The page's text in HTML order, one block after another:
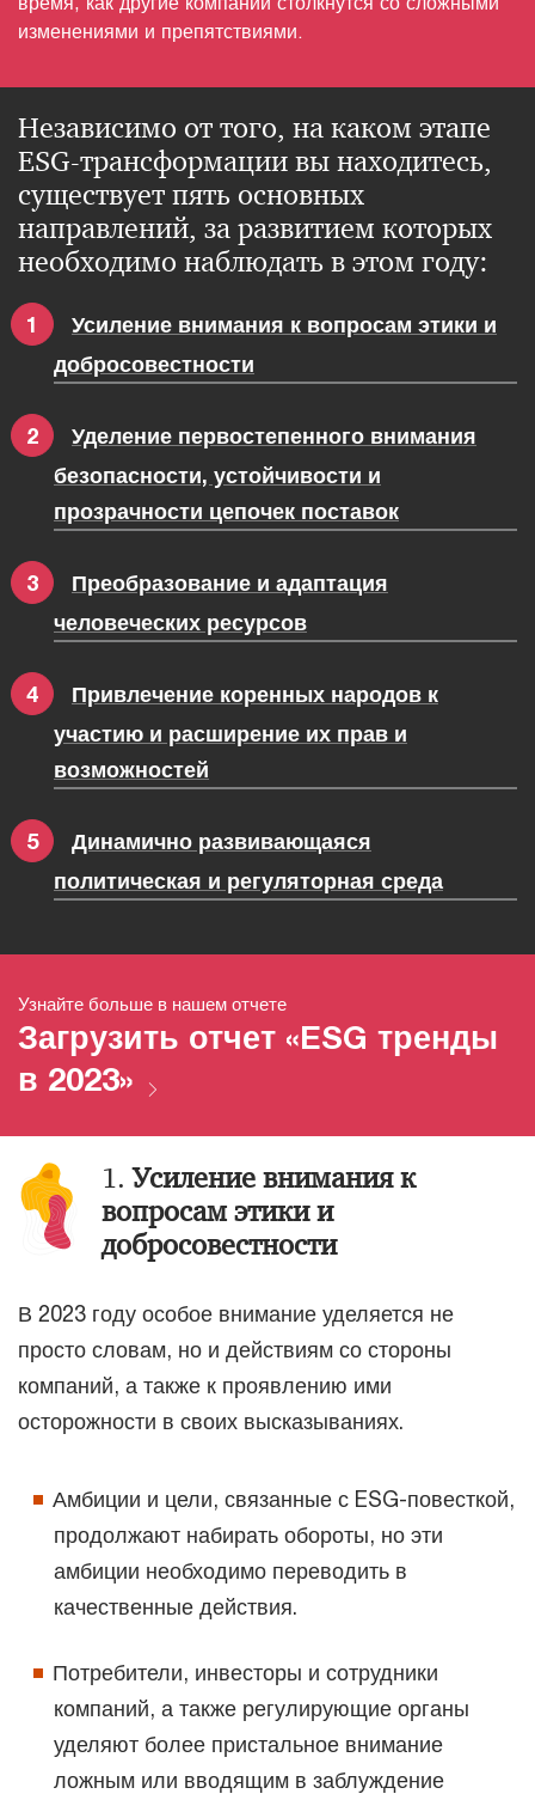
изменениями и препятствиями.
Независимо от того, на каком этапе
ESG-трансформации вы находитесь,
существует пять основных
направлений, за развитием которых
необходимо наблюдать в этом году:
Усиление внимания к вопросам этики и
добросовестности
Уделение первостепенного внимания
безопасности, устойчивости и
прозрачности цепочек поставок
Преобразование и адаптация
человеческих ресурсов
Привлечение коренных народов к
участию и расширение их прав и
возможностей
Динамично развивающаяся
политическая и регуляторная среда
Узнайте больше в нашем отчете
Загрузить отчет «ESG тренды
в 2023»
1.Усиление внимания к
вопросам этики и
добросовестности
В 2023 году особое внимание уделяется не
просто словам, но и действиям со стороны
компаний, а также к проявлению ими
осторожности в своих высказываниях.
Амбиции и цели, связанные с ESG-повесткой,
продолжают набирать обороты, но эти
амбиции необходимо переводить в
качественные действия.
Потребители, инвесторы и сотрудники
компаний, а также регулирующие органы
уделяют более пристальное внимание
ложным или вводящим в заблуждение